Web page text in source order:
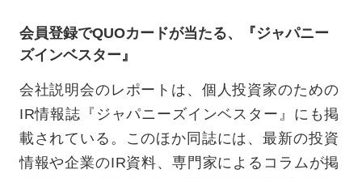
会員登録でQUOカードが当たる、『ジャパニー
ズインベスター』
会社説明会のレポートは、個人投資家のための
IR情報誌『ジャパニーズインベスター』にも掲
載されている。このほか同誌には、最新の投資
情報や企業のIR資料、専門家によるコラムが掲